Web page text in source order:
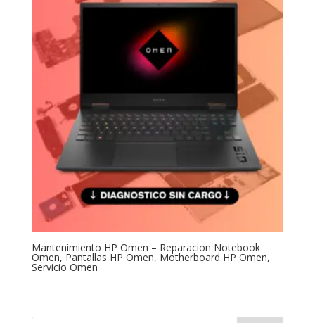
Mantenimiento HP Omen – Reparacion Notebook
Omen, Pantallas HP Omen, Motherboard HP Omen,
Servicio Omen